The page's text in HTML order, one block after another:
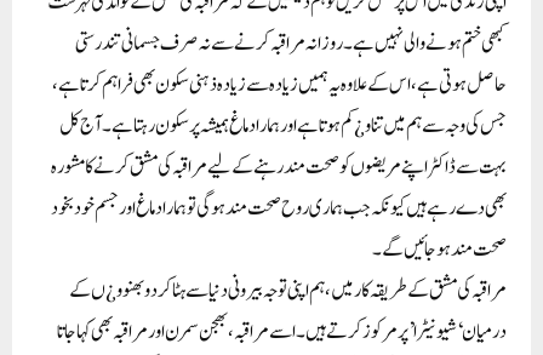
کبھی ختم ہونے والی نہیں ہے۔ روزانہ مراقبہ کرنے سے نہ صرف جسمانی تندرستی
حاصل ہوتی ہے، اس کے علاوہ یہ ہمیں زیادہ سے زیادہ ذہنی سکون بھی فراہم کرتا ہے،
جس کی وجہ سے ہم میں تناو ¿ کم ہوتا ہے اور ہمارا دماغ ہمیشہ پرسکون رہتا ہے۔ آج کل
بہت سے ڈاکٹر اپنے مریضوں کو صحت مند رہنے کے لیے مراقبہ کی مشق کرنے کا مشورہ
بھی دے رہے ہیں کیونکہ جب ہماری روح صحت مند ہوگی تو ہمارا دماغ اور جسم خود بخود
صحت مند ہو جائیں گے۔
مراقبہ کی مشق کے طریقہ کار میں، ہم اپنی توجہ بیرونی دنیا سے ہٹا کر دو بھنوو ¿ں کے
درمیان ‘شیونیٹرا’ پر مرکوز کرتے ہیں۔ اسے مراقبہ، بھجن سمرن اور مراقبہ بھی کہا جاتا